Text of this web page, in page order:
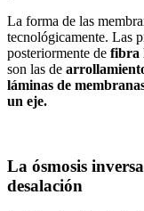
La forma de las
tecnológicamente. Las
posteriormente de fibra
son las de
láminas de
un eje.
La ósmosis
desalación